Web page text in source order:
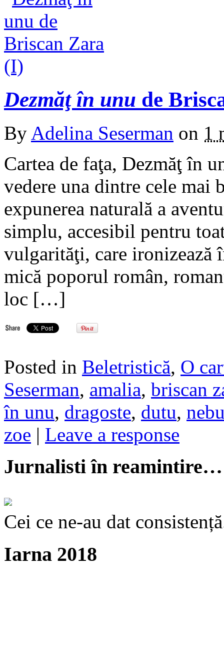
Dezmăţ în unu de
By Adelina Seserman on 1
Cartea de faţa, Dezmăţ în
vedere una dintre cele mai
expunerea naturală a
simplu, accesibil pentru
vulgarităţi, care ironizează
mică poporul român,
loc […]
Posted in Beletristică, O
Seserman, amalia, briscan
în unu, dragoste, dutu,
zoe | Leave a response
Jurnalisti în reamintire…
Cei ce ne-au dat
Iarna 2018